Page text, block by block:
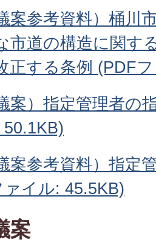
案参考資料）桶川
市道の構造に関す
正する条例 (PDF
案）指定管理者の
案参考資料）指定
イル: 45.5KB)
案